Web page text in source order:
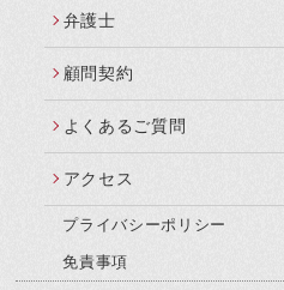
弁護士
顧問契約
よくあるご質問
アクセス
プライバシーポリシー
免責事項